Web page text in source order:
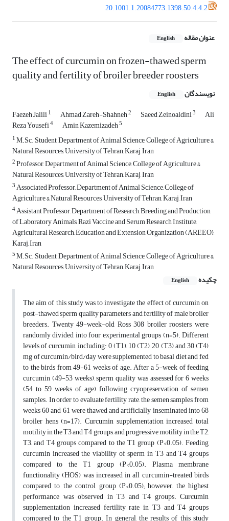
20.1001.1.20084773.1398.50.4.4.2
عنوان مقاله English
The effect of curcumin on frozen-thawed sperm
quality and fertility of broiler ‎breeder roosters
نویسندگان English
Faezeh Jalili1 Ahmad Zareh-Shahneh2 Saeed Zeinoaldini3 Ali
Reza Yousefi4 Amin Kazemizadeh5
1M.Sc. Student, Department of Animal Science, College of Agriculture &
Natural Resources, ‎University of Tehran, Karaj, Iran
2Professor, Department of Animal Science, College of Agriculture &
Natural Resources, University of Tehran, Karaj, Iran
3Associated Professor, Department of Animal Science, College of
Agriculture & Natural Resources, University of Tehran, Karaj, Iran
4Assistant Professor, Department of Research, Breeding and Production
of Laboratory Animals, Razi Vaccine and Serum Research ‎Institute,
Agricultural Research, Education and Extension Organization (AREEO),
Karaj, Iran
5M.Sc. Student, Department of Animal Science, College of Agriculture &
Natural Resources, ‎University of Tehran, Karaj, Iran
چکیده
English
The aim of this study was to investigate the effect of curcumin on
post-thawed sperm quality parameters and fertility of male broiler
breeders. Twenty 49-week-old Ross 308 broiler roosters were
randomly divided into four experimental groups (n=5). Different
levels of curcumin including: 0 (T1), 10 (T2), 20 (T3) and 30 (T4)
mg of curcumin/bird/day were supplemented to basal diet and fed
to the birds from 49-61 weeks of age. After a 5-week of feeding
curcumin (49-53 weeks), sperm quality was assessed for 6 weeks
(54 to 59 weeks of age) following cryopreservation of semen
samples. In order to evaluate fertility rate, the semen samples from
weeks 60 and 61 were thawed and artificially inseminated into 68
broiler hens (n=17). Curcumin supplementation increased total
motility in the T3 and T4 groups, and progressive motility in the T2,
T3, and T4 groups compared to the T1 group (P<0.05). Feeding
curcumin increased the viability of sperm in T3 and T4 groups
compared to the T1 group (P<0.05). Plasma membrane
functionality (HOS) was increased in all curcumin-treated birds
compared to the control group (P<0.05); however, the highest
performance was observed in T3 and T4 groups. Curcumin
supplementation increased fertility rate in T3 and T4 groups